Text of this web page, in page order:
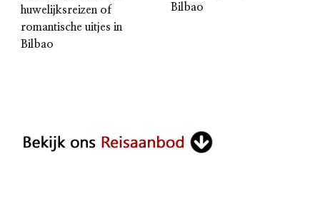
huwelijksreizen of
romantische uitjes in
Bilbao
Bilbao